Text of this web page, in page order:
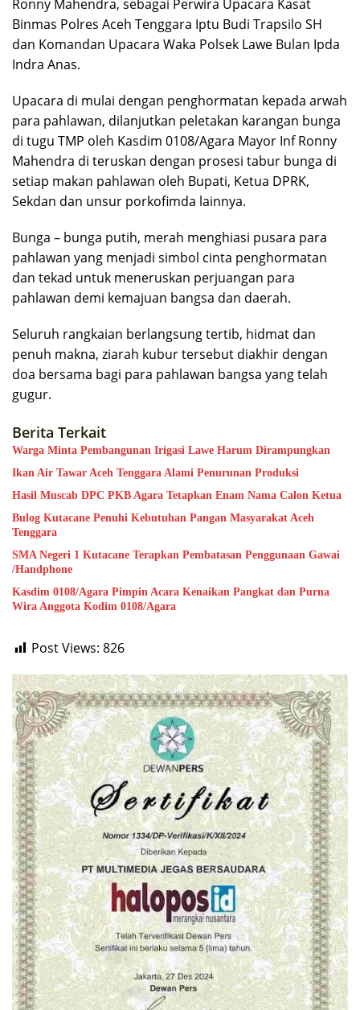
Ronny Mahendra, sebagai Perwira Upacara Kasat
Binmas Polres Aceh Tenggara Iptu Budi Trapsilo SH
dan Komandan Upacara Waka Polsek Lawe Bulan Ipda
Indra Anas.
Upacara di mulai dengan penghormatan kepada arwah
para pahlawan, dilanjutkan peletakan karangan bunga
di tugu TMP oleh Kasdim 0108/Agara Mayor Inf Ronny
Mahendra di teruskan dengan prosesi tabur bunga di
setiap makan pahlawan oleh Bupati, Ketua DPRK,
Sekdan dan unsur porkofimda lainnya.
Bunga – bunga putih, merah menghiasi pusara para
pahlawan yang menjadi simbol cinta penghormatan
dan tekad untuk meneruskan perjuangan para
pahlawan demi kemajuan bangsa dan daerah.
Seluruh rangkaian berlangsung tertib, hidmat dan
penuh makna, ziarah kubur tersebut diakhir dengan
doa bersama bagi para pahlawan bangsa yang telah
gugur.
Berita Terkait
Warga Minta Pembangunan Irigasi Lawe Harum Dirampungkan
Ikan Air Tawar Aceh Tenggara Alami Penurunan Produksi
Hasil Muscab DPC PKB Agara Tetapkan Enam Nama Calon Ketua
Bulog Kutacane Penuhi Kebutuhan Pangan Masyarakat Aceh
Tenggara
SMA Negeri 1 Kutacane Terapkan Pembatasan Penggunaan Gawai
/Handphone
Kasdim 0108/Agara Pimpin Acara Kenaikan Pangkat dan Purna
Wira Anggota Kodim 0108/Agara
Post Views: 826